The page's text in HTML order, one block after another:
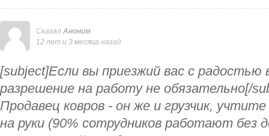
Сказал Аноним
12 лет и 3 месяца назад
[subject]Если вы приезжий вас с радостью
разрешение на работу не обязательно[/
Продавец ковров - он же и грузчик,
на руки (90% сотрудников работают без